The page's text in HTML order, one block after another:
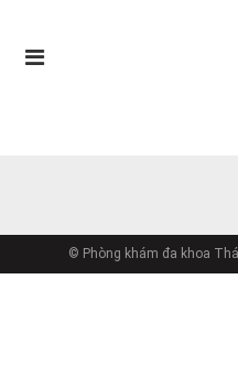
© Phòng khám đa khoa